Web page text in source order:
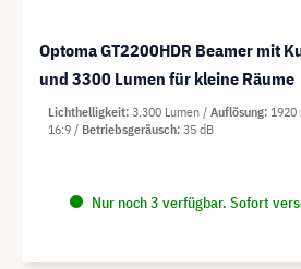
Optoma GT2200HDR Beamer mit
und 3300 Lumen für kleine Räume
Nur noch 3 verfügbar. Sofort
Lichthelligkeit 3.300 Lumen Auflösung 1920
16:9
Betriebsgeräusch 35 dB